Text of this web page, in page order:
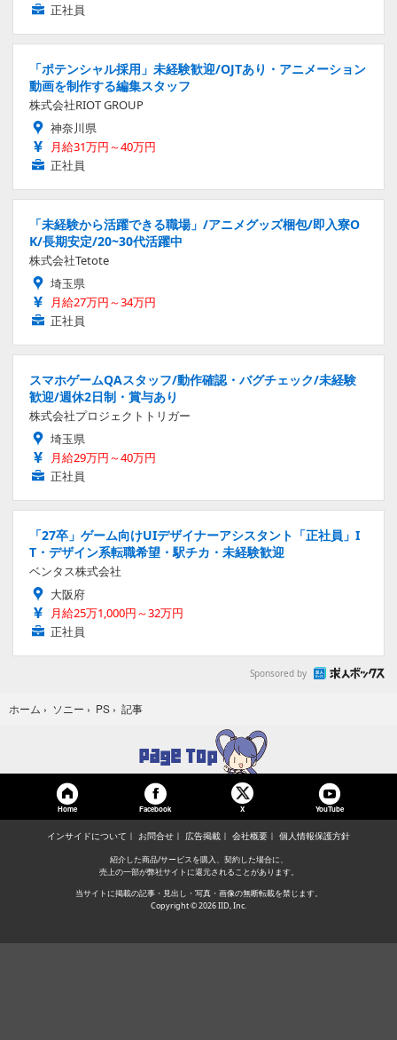
正社員
「ポテンシャル採用」未経験歓迎/OJTあり・アニメーション
動画を制作する編集スタッフ
株式会社RIOT GROUP
神奈川県
月給31万円～40万円
正社員
「未経験から活躍できる職場」/アニメグッズ梱包/即入寮O
K/長期安定/20~30代活躍中
株式会社Tetote
埼玉県
月給27万円～34万円
正社員
スマホゲームQAスタッフ/動作確認・バグチェック/未経験
歓迎/週休2日制・賞与あり
株式会社プロジェクトトリガー
埼玉県
月給29万円～40万円
正社員
「27卒」ゲーム向けUIデザイナーアシスタント「正社員」I
T・デザイン系転職希望・駅チカ・未経験歓迎
ベンタス株式会社
大阪府
月給25万1,000円～32万円
正社員
Sponsored by
ホーム › ソニー › PS › 記事
Home Facebook X YouTube
インサイドについて お問合せ 広告掲載 会社概要 個人情報保護方針
紹介した商品/サービスを購入、契約した場合に、
売上の一部が弊社サイトに還元されることがあります。
当サイトに掲載の記事・見出し・写真・画像の無断転載を禁じます。
Copyright © 2026 IID, Inc.